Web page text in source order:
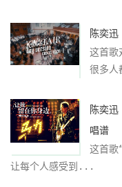
陈奕
这首歌
很多
陈奕
唱谱
这首歌
让每个人感受到...